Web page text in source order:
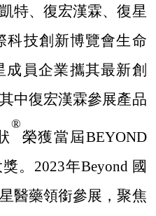
特、復宏漢霖、復星
科技創新博覽會生命
成員企業攜其最新創
中復宏漢霖參展產品
®
榮獲當屆BEYOND
。2023年Beyond 國
醫藥領銜參展，聚焦